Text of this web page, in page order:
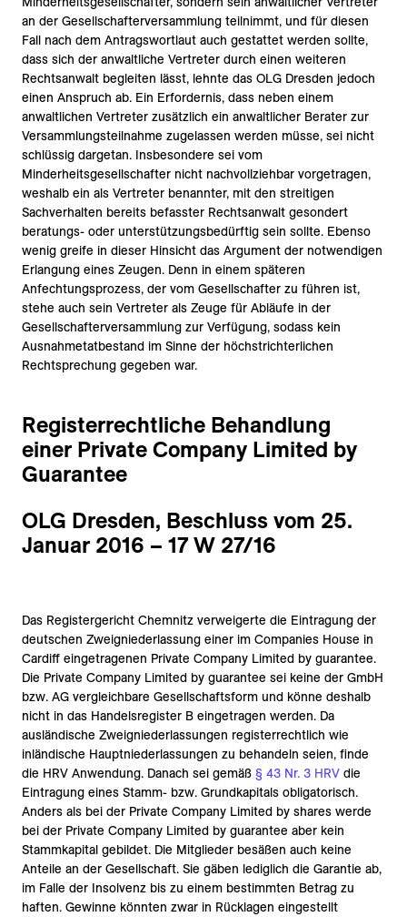
an der Gesellschafterversammlung teilnimmt, und für diesen
Fall nach dem Antragswortlaut auch gestattet werden sollte,
dass sich der anwaltliche Vertreter durch einen weiteren
Rechtsanwalt begleiten lässt, lehnte das OLG Dresden jedoch
einen Anspruch ab. Ein Erfordernis, dass neben einem
anwaltlichen Vertreter zusätzlich ein anwaltlicher Berater zur
Versammlungsteilnahme zugelassen werden müsse, sei nicht
schlüssig dargetan. Insbesondere sei vom
Minderheitsgesellschafter nicht nachvollziehbar vorgetragen,
weshalb ein als Vertreter benannter, mit den streitigen
Sachverhalten bereits befasster Rechtsanwalt gesondert
beratungs- oder unterstützungsbedürftig sein sollte. Ebenso
wenig greife in dieser Hinsicht das Argument der notwendigen
Erlangung eines Zeugen. Denn in einem späteren
Anfechtungsprozess, der vom Gesellschafter zu führen ist,
stehe auch sein Vertreter als Zeuge für Abläufe in der
Gesellschafterversammlung zur Verfügung, sodass kein
Ausnahmetatbestand im Sinne der höchstrichterlichen
Rechtsprechung gegeben war.
Registerrechtliche Behandlung
einer Private Company Limited by
Guarantee
OLG Dresden, Beschluss vom 25.
Januar 2016 – 17 W 27/16
Das Registergericht Chemnitz verweigerte die Eintragung der
deutschen Zweigniederlassung einer im Companies House in
Cardiff eingetragenen Private Company Limited by guarantee.
Die Private Company Limited by guarantee sei keine der GmbH
bzw. AG vergleichbare Gesellschaftsform und könne deshalb
nicht in das Handelsregister B eingetragen werden. Da
ausländische Zweigniederlassungen registerrechtlich wie
inländische Hauptniederlassungen zu behandeln seien, finde
die HRV Anwendung. Danach sei gemäß § 43 Nr. 3 HRV die
Eintragung eines Stamm- bzw. Grundkapitals obligatorisch.
Anders als bei der Private Company Limited by shares werde
bei der Private Company Limited by guarantee aber kein
Stammkapital gebildet. Die Mitglieder besäßen auch keine
Anteile an der Gesellschaft. Sie gäben lediglich die Garantie ab,
im Falle der Insolvenz bis zu einem bestimmten Betrag zu
haften. Gewinne könnten zwar in Rücklagen eingestellt